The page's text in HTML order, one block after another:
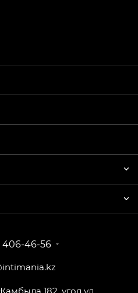
406-46-56
связи с нами